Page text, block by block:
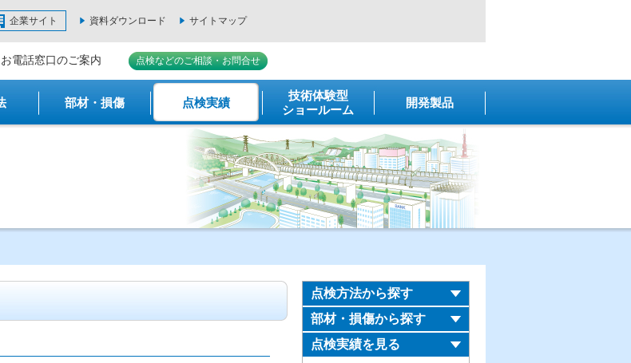
企業サイト 資料ダウンロード サイトマップ
お電話窓口のご案内 点検などのご相談・お問合せ
部材・損傷 点検実績
技術体験型
ショールーム
開発製品
点検方法から探す
部材・損傷から探す
点検実績を見る